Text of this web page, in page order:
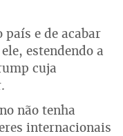
e de acabar
estendendo a
cuja
não tenha
internacionais